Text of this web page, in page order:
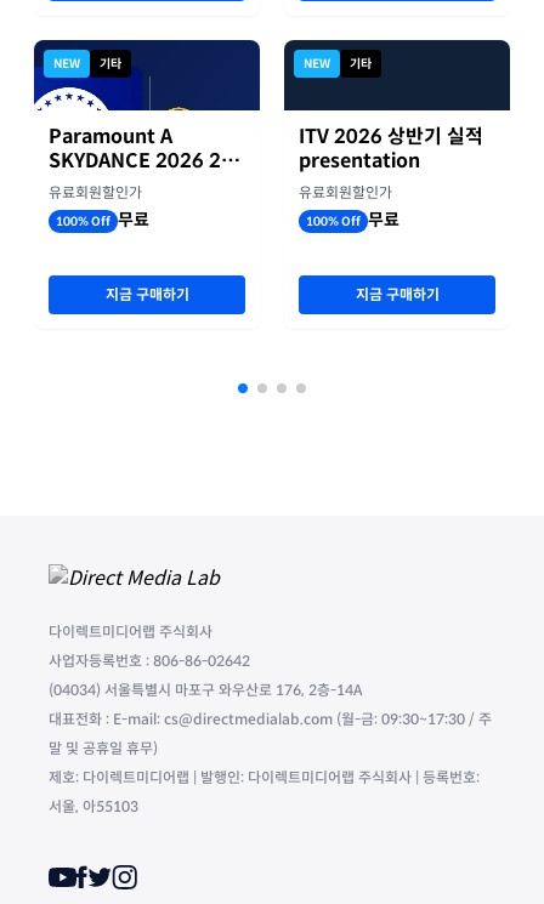
NEW 기타
Paramount A
SKYDANCE 2026 2분
기 실적
유료회원할인가
100% Off 무료
지금 구매하기
NEW 기타
ITV 2026 상반기 실적
presentation
유료회원할인가
100% Off 무료
지금 구매하기
다이렉트미디어랩 주식회사
사업자등록번호 : 806-86-02642
(04034) 서울특별시 마포구 와우산로 176, 2층-14A
대표전화 : E-mail: cs@directmedialab.com (월-금: 09:30~17:30 / 주
말 및 공휴일 휴무)
제호: 다이렉트미디어랩 | 발행인: 다이렉트미디어랩 주식회사 | 등록번호:
서울, 아55103